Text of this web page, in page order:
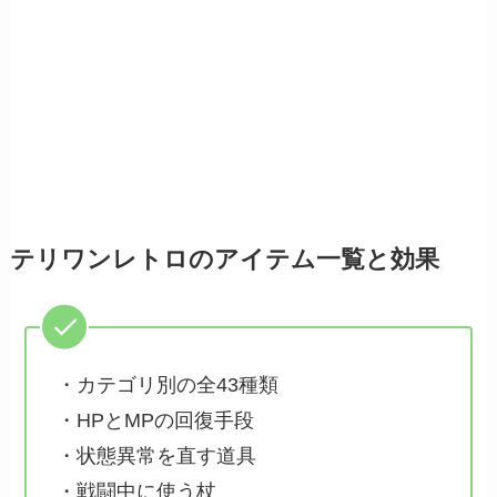
テリワンレトロのアイテム一覧と効果
・カテゴリ別の全43種類
・HPとMPの回復手段
・状態異常を直す道具
・戦闘中に使う杖